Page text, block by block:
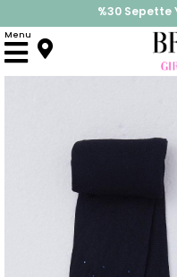
%30 Sepette
İndirimlere ek
Menu
Anasayfa Çorap